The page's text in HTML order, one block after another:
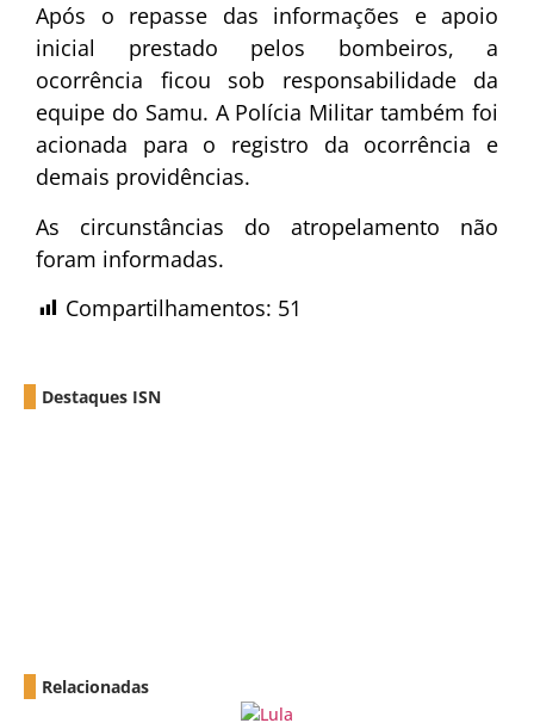
Após o repasse das informações e apoio
inicial prestado pelos bombeiros, a
ocorrência ficou sob responsabilidade da
equipe do Samu. A Polícia Militar também foi
acionada para o registro da ocorrência e
demais providências.
As circunstâncias do atropelamento não
foram informadas.
Compartilhamentos: 51
Destaques ISN
Relacionadas